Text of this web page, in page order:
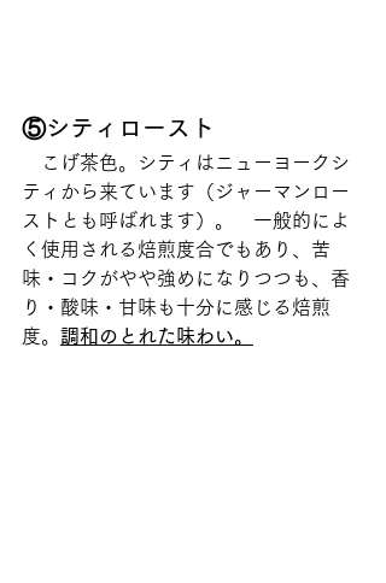
⑤シティロースト
こげ茶色。シティはニューヨークシ
ティから来ています（ジャーマンロー
ストとも呼ばれます）。　一般的によ
く使用される焙煎度合でもあり、苦
味・コクがやや強めになりつつも、香
り・酸味・甘味も十分に感じる焙煎
度。 調和のとれた味わい。